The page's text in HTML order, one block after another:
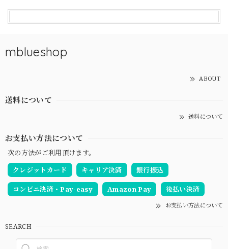
mblueshop
ABOUT
送料について
送料について
お支払い方法について
次の方法がご利用頂けます。
クレジットカード
キャリア決済 銀行振込
コンビニ決済・Pay-easy Amazon Pay 後払い決済
お支払い方法について
SEARCH